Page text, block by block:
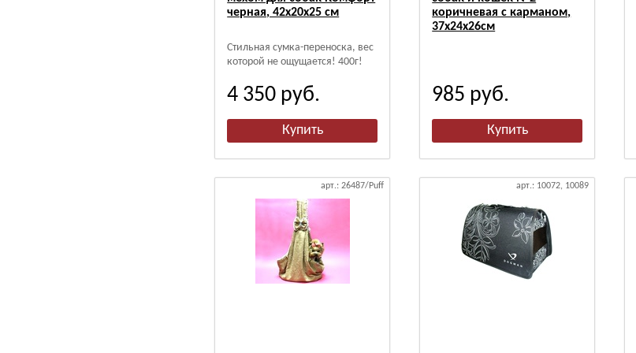
черная, 42х20х25 см
Стильная сумка-переноска, вес
которой не ощущается! 400г!
4 350 руб.
коричневая с карманом,
37х24х26см
985 руб.
арт.: 26487/Puff арт.: 10072, 10089